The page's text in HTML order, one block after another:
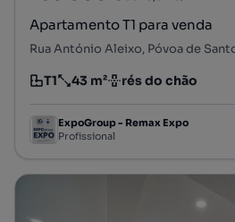
Apartamento T1 para venda
Tipologia
T1
Preço por metro quadrado
43 m²
Andar rés do chão
ExpoGroup - Remax Expo
Profissional